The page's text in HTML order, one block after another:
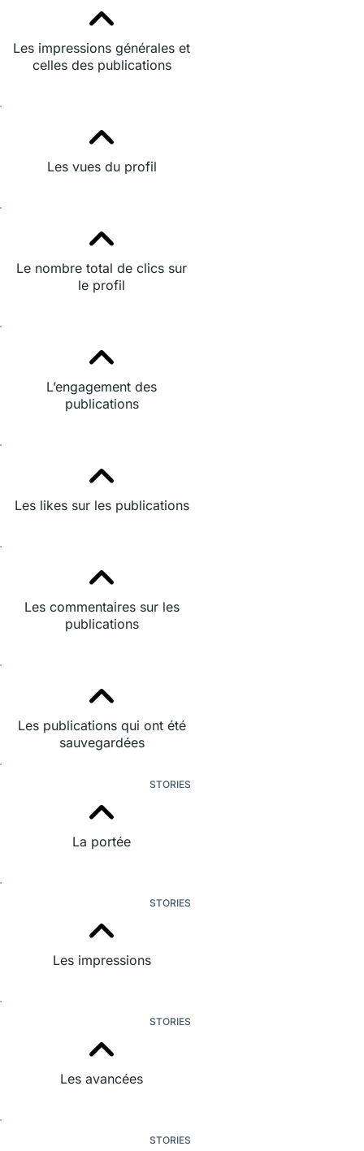
Les impressions générales et
celles des publications
Les vues du profil
Le nombre total de clics sur
le profil
L’engagement des
publications
Les likes sur les publications
Les commentaires sur les
publications
Les publications qui ont été
sauvegardées
STORIES
La portée
STORIES
Les impressions
STORIES
Les avancées
STORIES